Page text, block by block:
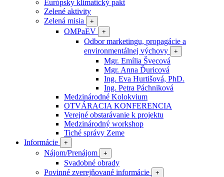
Európsky klimatický pakt
Zelené aktivity
Zelená misia
+
OMPaEV +
Odbor marketingu, propagácie a
environmentálnej výchovy
+
Mgr. Emília Švecová
Mgr. Anna Ďuricová
Ing. Eva Hurtišová, PhD.
Ing. Petra Páchniková
Medzinárodné Kolokvium
OTVÁRACIA KONFERENCIA
Verejné obstarávanie k projektu
Medzinárodný workshop
Tiché správy Zeme
Informácie
+
Nájom/Prenájom +
Svadobné obrady
Povinné zverejňované informácie
+